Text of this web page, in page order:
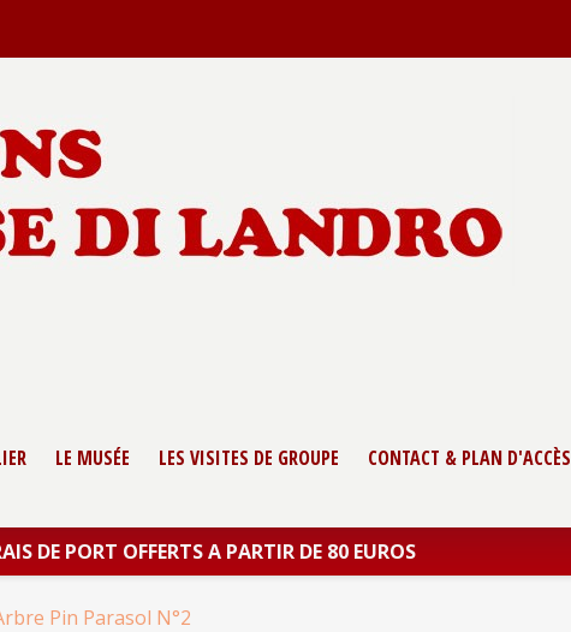
LE MUSÉE LES VISITES DE GROUPE CONTACT & PLAN D'ACCÈS
DE PORT OFFERTS A PARTIR DE 80 EUROS
Pin Parasol N°2